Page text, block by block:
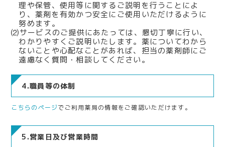
理や保管、使用等に関するご説明を行うことによ
り、薬剤を有効かつ安全にご使用いただけるように
努めます。
⑵サービスのご提供にあたっては、懇切丁寧に行い、
わかりやすくご説明いたします。薬についてわから
ないことや心配なことがあれば、担当の薬剤師にご
遠慮なく質問・相談してください。
4.職員等の体制
こちらのページでご利用薬局の情報をご確認いただけます。
5.営業日及び営業時間